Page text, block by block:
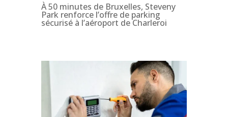
À 50 minutes de Bruxelles, Steveny
Park renforce l’offre de parking
sécurisé à l’aéroport de Charleroi